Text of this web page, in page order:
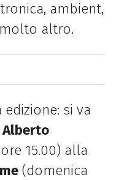
ambient,
altro.
si va
Alberto
15.00) alla
(domenica